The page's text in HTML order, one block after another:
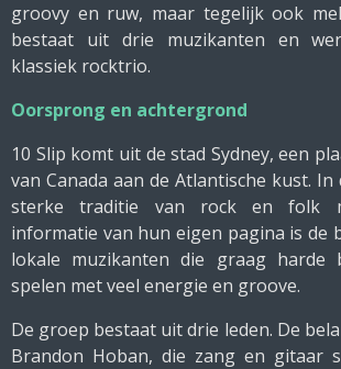
groovy en ruw, maar tegelijk ook
bestaat uit drie muzikanten en
klassiek rocktrio.
Oorsprong en achtergrond
10 Slip komt uit de stad Sydney, een
van Canada aan de Atlantische kust.
sterke traditie van rock en folk
informatie van hun eigen pagina is de
lokale muzikanten die graag harde
spelen met veel energie en groove.
De groep bestaat uit drie leden. De
Brandon Hoban, die zang en gitaar